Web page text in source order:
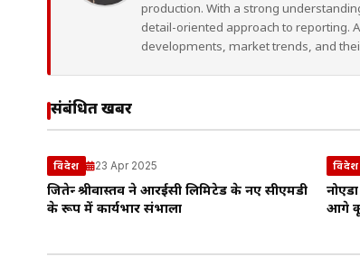
production. With a strong
detail-oriented approach to reporting.
developments, market trends, and
संबंधित खबरें
विदेश 23 Apr 2025
जितेन्द्र श्रीवास्तव ने आरईसी लिमिटेड के नए सीएमडी
के रूप में कार्यभार संभाला
विदेश
आगे